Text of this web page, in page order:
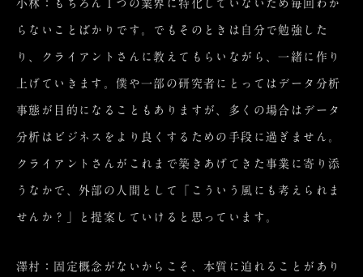
小林：もちろん１つの業界に特化していないため毎回わか
らないことばかりです。でもそのときは自分で勉強した
り、クライアントさんに教えてもらいながら、一緒に作り
上げていきます。僕や一部の研究者にとってはデータ分析
事態が目的になることもありますが、多くの場合はデータ
分析はビジネスをより良くするための手段に過ぎません。
クライアントさんがこれまで築きあげてきた事業に寄り添
うなかで、外部の人間として「こういう風にも考えられま
せんか？」と提案していけると思っています。
澤村：固定概念がないからこそ、本質に迫れることがあり